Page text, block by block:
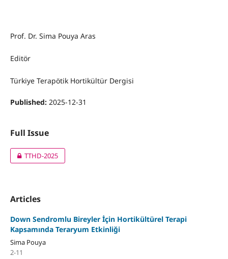
Prof. Dr. Sima Pouya Aras
Editör
Türkiye Terapötik Hortikültür Dergisi
Published: 2025-12-31
Full Issue
TTHD-2025
Articles
Down Sendromlu Bireyler İçin Hortikültürel Terapi
Kapsamında Teraryum Etkinliği
Sima Pouya
2-11